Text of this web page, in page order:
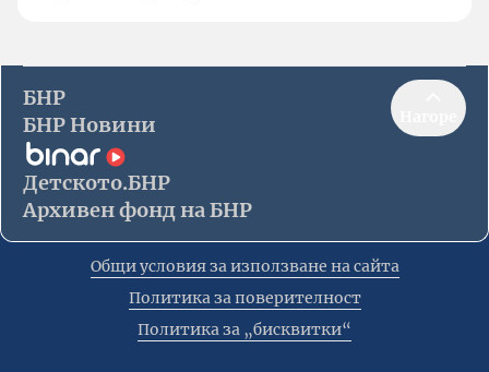
БНР
БНР Новини
Детското.БНР
Архивен фонд на БНР
Общи условия за използване на сайта
Политика за поверителност
Политика за „бисквитки“